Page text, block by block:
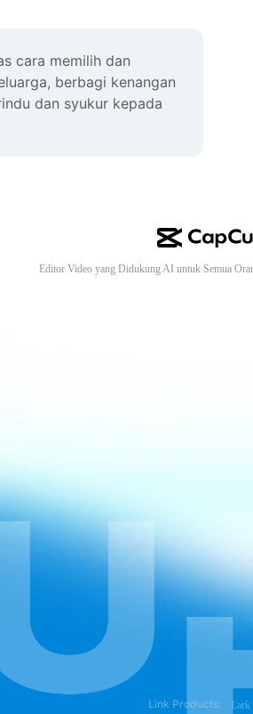
cara memilih dan
berbagi kenangan
dan syukur kepada
Editor Video yang Didukung AI untuk Semua
Link Products: Lark